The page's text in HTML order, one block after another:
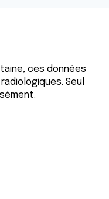
ces données
Seul